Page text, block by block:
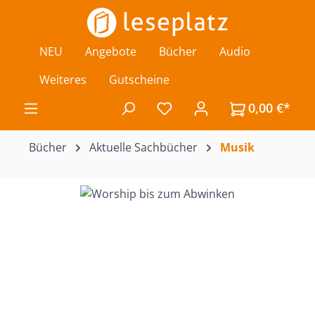
Zum Hauptinhalt springen
NEU Angebote Bücher
Audio
Weiteres
Gutscheine
Du hast 0 Produkte auf
0,00 €*
Bücher Aktuelle Sachbücher Musik
Bildergalerie überspringen